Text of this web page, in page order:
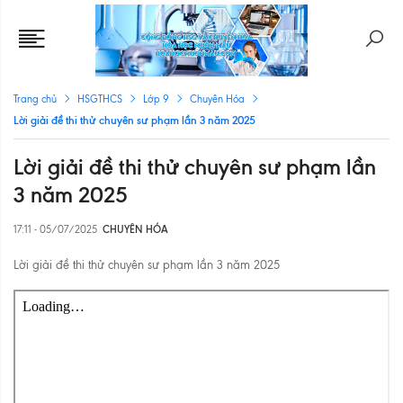
Trang chủ HSGTHCS Lớp 9 Chuyên Hóa
Lời giải đề thi thử chuyên sư phạm lần 3 năm 2025
Lời giải đề thi thử chuyên sư phạm lần
3 năm 2025
17:11 - 05/07/2025 CHUYÊN HÓA
Lời giải đề thi thử chuyên sư phạm lần 3 năm 2025